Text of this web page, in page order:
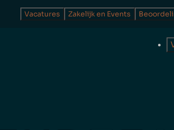
Vacatures Zakelijk en Events